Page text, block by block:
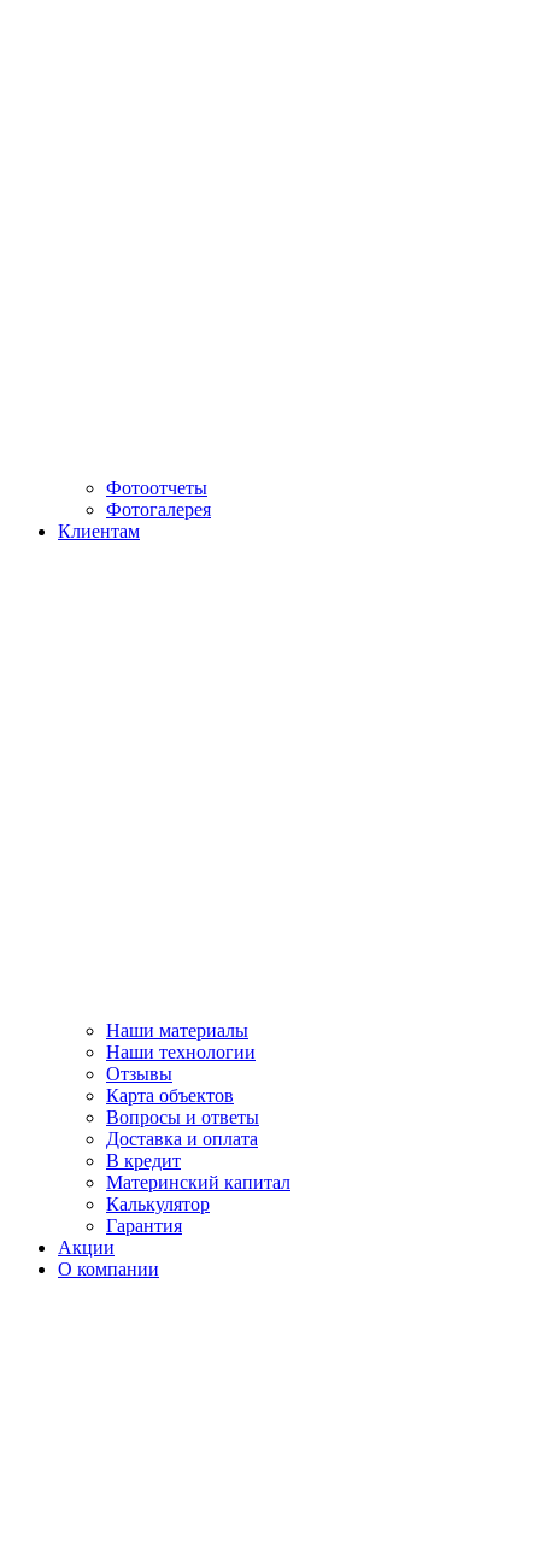
Фотоотчеты
Фотогалерея
Клиентам
Наши материалы
Наши технологии
Отзывы
Карта объектов
Вопросы и ответы
Доставка и оплата
В кредит
Материнский капитал
Калькулятор
Гарантия
Акции
О компании